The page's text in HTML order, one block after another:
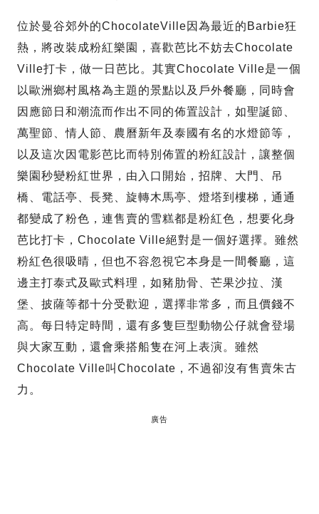
位於曼谷郊外的ChocolateVille因為最近的Barbie狂
熱，將改裝成粉紅樂園，喜歡芭比不妨去Chocolate
Ville打卡，做一日芭比。其實Chocolate Ville是一個
以歐洲鄉村風格為主題的景點以及戶外餐廳，同時會
因應節日和潮流而作出不同的佈置設計，如聖誕節、
萬聖節、情人節、農曆新年及泰國有名的水燈節等，
以及這次因電影芭比而特別佈置的粉紅設計，讓整個
樂園秒變粉紅世界，由入口開始，招牌、大門、吊
橋、電話亭、長凳、旋轉木馬亭、燈塔到樓梯，通通
都變成了粉色，連售賣的雪糕都是粉紅色，想要化身
芭比打卡，Chocolate Ville絕對是一個好選擇。雖然
粉紅色很吸晴，但也不容忽視它本身是一間餐廳，這
邊主打泰式及歐式料理，如豬肋骨、芒果沙拉、漢
堡、披薩等都十分受歡迎，選擇非常多，而且價錢不
高。每日特定時間，還有多隻巨型動物公仔就會登場
與大家互動，還會乘搭船隻在河上表演。雖然
Chocolate Ville叫Chocolate，不過卻沒有售賣朱古
力。
廣告